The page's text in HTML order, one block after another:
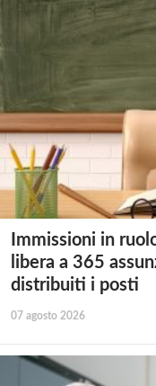
Immissioni in
libera a 365
distribuiti i posti
07 agosto 2026